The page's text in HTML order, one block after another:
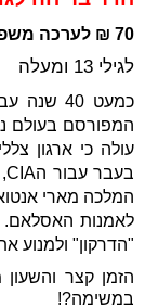
70 ₪ לערכה משפחתית
לגילי 13 ומעלה
כמעט 40
המפורסם בעולם
עולה כי ארגון
בעבר עבור הCIA
המלכה מארי
לאמנות האסלאם.
"הדרקון"
הזמן קצר
במשימה?!